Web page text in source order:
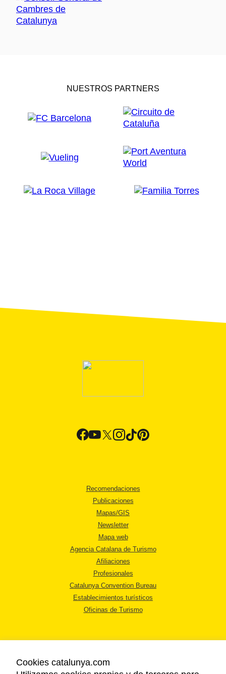
NUESTROS PARTNERS
Recomendaciones
Publicaciones
Mapas/GIS
Newsletter
Mapa web
Agencia Catalana de Turismo
Afiliaciones
Profesionales
Catalunya Convention Bureau
Establecimientos turísticos
Oficinas de Turismo
Cookies catalunya.com